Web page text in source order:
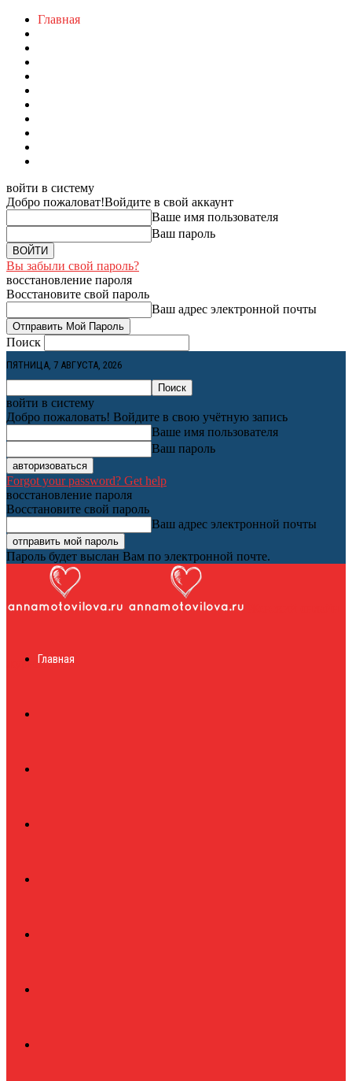
Главная
войти в систему
Добро пожаловат!Войдите в свой аккаунт
Ваше имя пользователя
Ваш пароль
Вы забыли свой пароль?
восстановление пароля
Восстановите свой пароль
Ваш адрес электронной почты
Поиск
ПЯТНИЦА, 7 АВГУСТА, 2026
войти в систему
Добро пожаловать! Войдите в свою учётную запись
Ваше имя пользователя
Ваш пароль
Forgot your password? Get help
восстановление пароля
Восстановите свой пароль
Ваш адрес электронной почты
Пароль будет выслан Вам по электронной почте.
журналГлавная